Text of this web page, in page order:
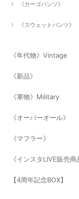
《カーゴパンツ》
《スウェットパンツ》
《年代物》Vintage
《新品》
《軍物》Military
《オーバーオール》
《マフラー》
《インスタLIVE販売商
【4周年記念BOX】